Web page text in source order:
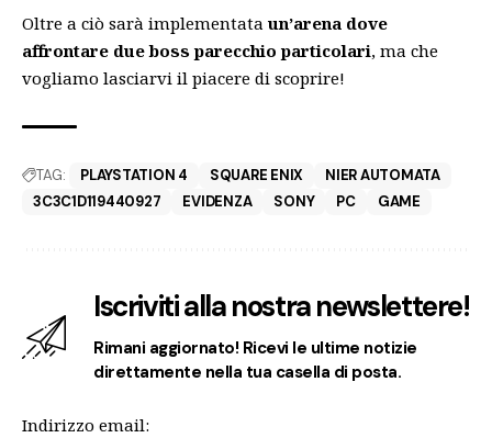
Oltre a ciò sarà implementata un’arena dove
affrontare due boss parecchio particolari, ma che
vogliamo lasciarvi il piacere di scoprire!
TAG: PLAYSTATION 4 SQUARE ENIX
NIER AUTOMATA
3C3C1D119440927
EVIDENZA SONY PC GAME
Iscriviti alla nostra newslettere!
Rimani aggiornato! Ricevi le ultime notizie
direttamente nella tua casella di posta.
Indirizzo email: